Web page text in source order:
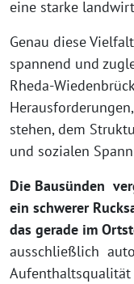
eine starke
Genau diese
spannend und
Rheda-
stehen, dem
und sozialen
Die Bausünden
ein schwerer
das gerade im
ausschließlich
Aufenthaltsqualität